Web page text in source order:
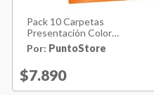
Pack 10 Carpetas
Presentación Color
Transparente Oficio - Ps
Por: PuntoStore
Price reduced from
$7.890to